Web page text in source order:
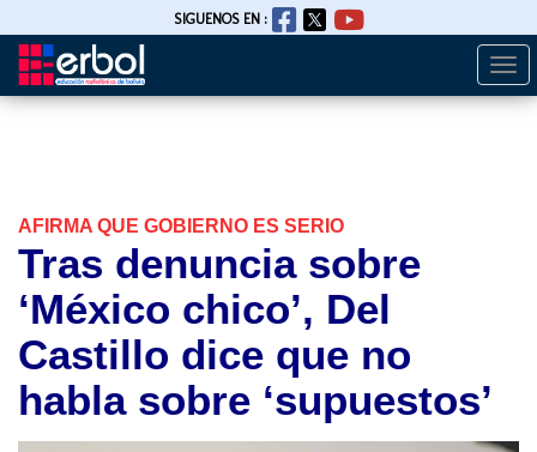
Pasar
SIGUENOS EN :
AFIRMA QUE GOBIERNO ES SERIO
Tras denuncia sobre
‘México chico’, Del
Castillo dice que no
habla sobre ‘supuestos’